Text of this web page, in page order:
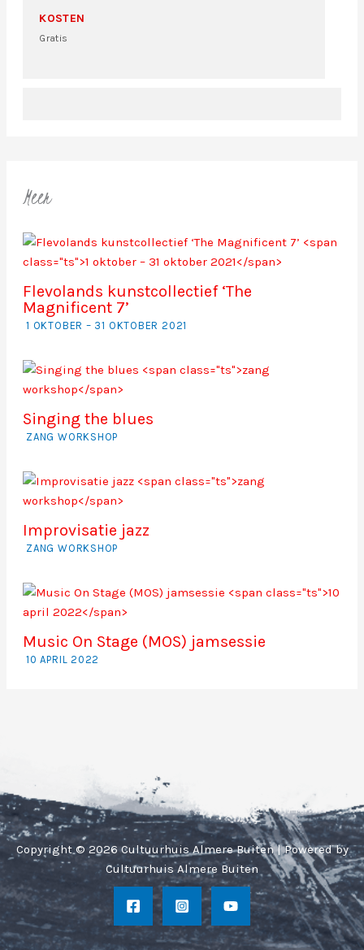
KOSTEN
Gratis
Meer
Flevolands kunstcollectief ‘The
Magnificent 7’
1 OKTOBER – 31 OKTOBER 2021
Singing the blues
ZANG WORKSHOP
Improvisatie jazz
ZANG WORKSHOP
Music On Stage (MOS) jamsessie
10 APRIL 2022
Copyright © 2026 Cultuurhuis Almere Buiten | Powered by
Cultuurhuis Almere Buiten